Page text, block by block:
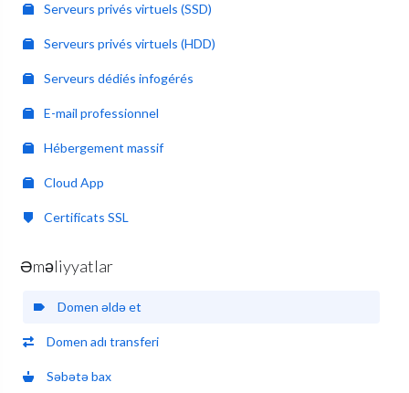
Serveurs privés virtuels (SSD)
Serveurs privés virtuels (HDD)
Serveurs dédiés infogérés
E-mail professionnel
Hébergement massif
Cloud App
Certificats SSL
Əməliyyatlar
Domen əldə et
Domen adı transferi
Səbətə bax